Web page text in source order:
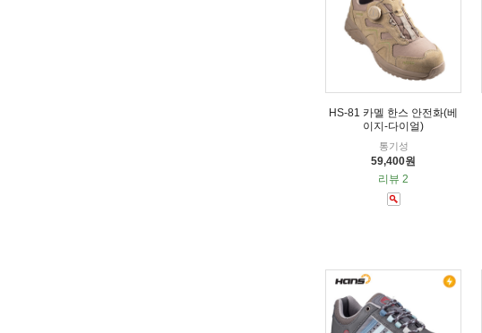
HS-81 카멜 한스 안전화(베
이지-다이얼)
통기성
59,400원
리뷰 2